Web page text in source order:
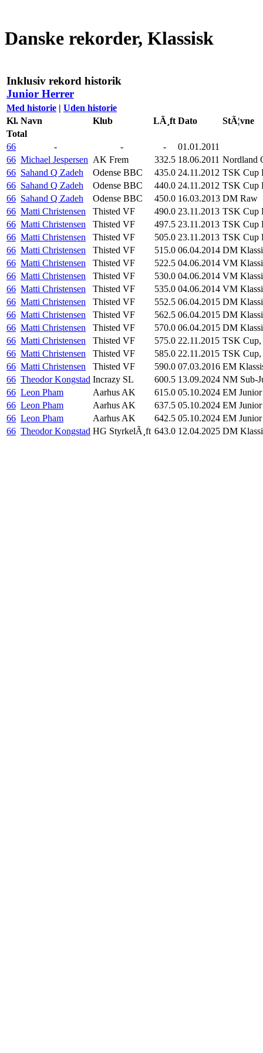
Danske rekorder, Klassisk
Inklusiv rekord historik
Junior Herrer
Med historie | Uden historie
Kl. Navn Klub LÃ¸ft Dato
StÃ¦vne
Total
66
- - -
01.01.2011
66 Michael Jespersen AK Frem 332.5 18.06.2011 Nordland
66 Sahand Q Zadeh Odense BBC 435.0 24.11.2012 TSK Cup
66 Sahand Q Zadeh Odense BBC 440.0 24.11.2012 TSK Cup
66 Sahand Q Zadeh Odense BBC 450.0 16.03.2013 DM Raw
66 Matti Christensen Thisted VF 490.0 23.11.2013 TSK Cup
66 Matti Christensen Thisted VF 497.5 23.11.2013 TSK Cup
66 Matti Christensen Thisted VF 505.0 23.11.2013 TSK Cup
66 Matti Christensen Thisted VF 515.0 06.04.2014 DM
66 Matti Christensen Thisted VF 522.5 04.06.2014 VM
66 Matti Christensen Thisted VF 530.0 04.06.2014 VM
66 Matti Christensen Thisted VF 535.0 04.06.2014 VM
66 Matti Christensen Thisted VF 552.5 06.04.2015 DM
66 Matti Christensen Thisted VF 562.5 06.04.2015 DM
66 Matti Christensen Thisted VF 570.0 06.04.2015 DM
66 Matti Christensen Thisted VF 575.0 22.11.2015 TSK Cup,
66 Matti Christensen Thisted VF 585.0 22.11.2015 TSK Cup,
66 Matti Christensen Thisted VF 590.0 07.03.2016 EM
66 Theodor Kongstad Incrazy SL 600.5 13.09.2024 NM Sub-
66 Leon Pham Aarhus AK 615.0 05.10.2024 EM
66 Leon Pham Aarhus AK 637.5 05.10.2024 EM
66 Leon Pham Aarhus AK 642.5 05.10.2024 EM
66 Theodor Kongstad HG StyrkelÃ¸ft 643.0 12.04.2025 DM